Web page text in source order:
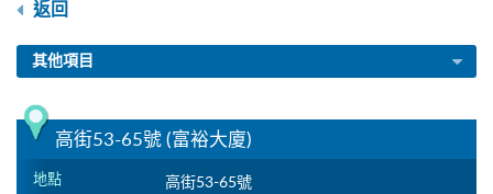
返回
其他項目
高街53-65號 (富裕大廈)
地點 高街53-65號